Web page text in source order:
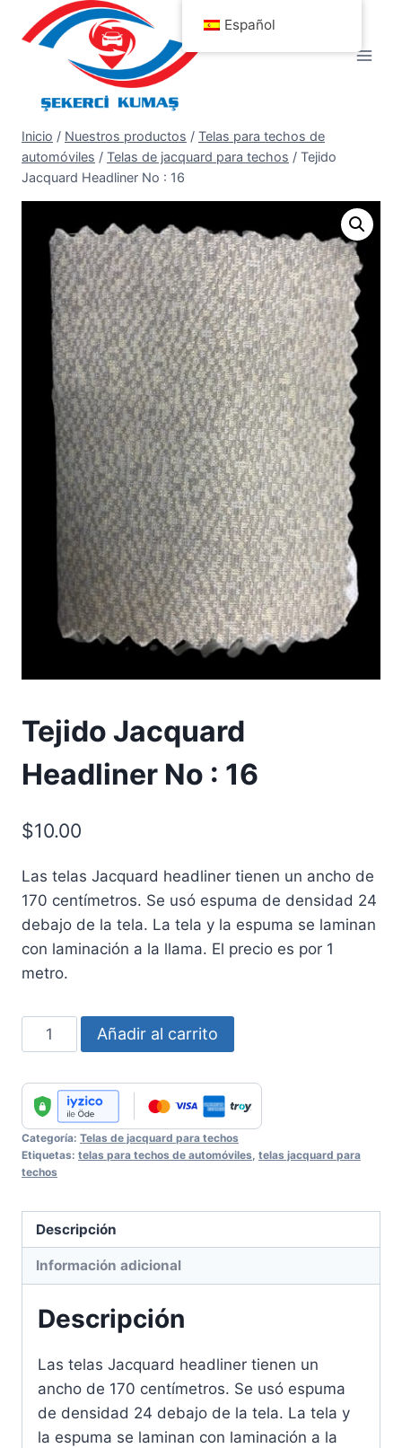
contenido
Inicio / Nuestros productos / Telas para techos de
automóviles / Telas de jacquard para techos / Tejido
Jacquard Headliner No : 16
Tejido Jacquard
Headliner No : 16
$10.00
Las telas Jacquard headliner tienen un ancho de
170 centímetros. Se usó espuma de densidad 24
debajo de la tela. La tela y la espuma se laminan
con laminación a la llama. El precio es por 1
metro.
Jacquard
Headliner
No
:
16
cantidad
Añadir al carrito
Categoría: Telas de jacquard para techos
Etiquetas: telas para techos de automóviles, telas jacquard para
techos
Descripción
Información adicional
Descripción
Las telas Jacquard headliner tienen un
ancho de 170 centímetros. Se usó espuma
de densidad 24 debajo de la tela. La tela y
la espuma se laminan con laminación a la
Español